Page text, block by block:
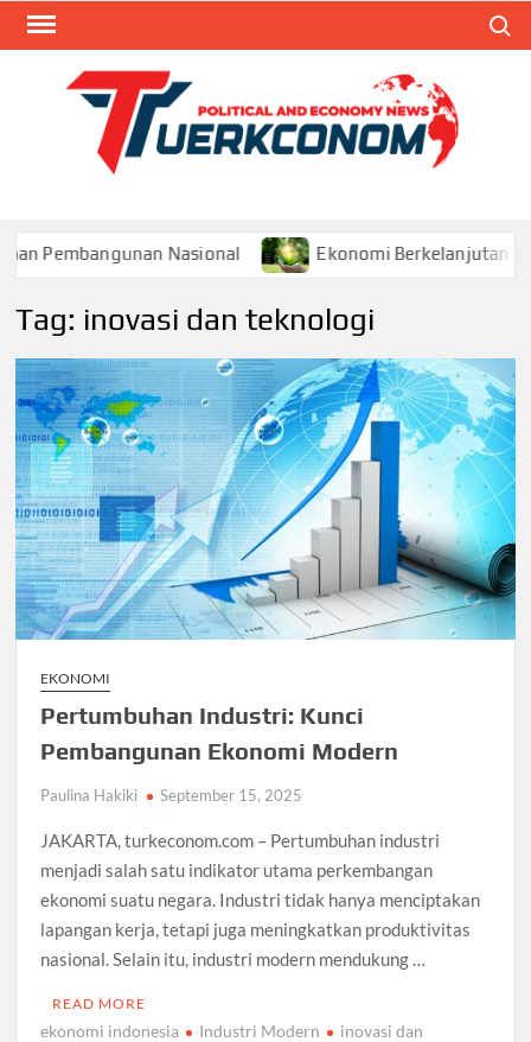
Skip
Pembangunan Nasional Ekonomi Berkelanjutan:
Tag: inovasi dan teknologi
EKONOMI
Pertumbuhan Industri: Kunci
Pembangunan Ekonomi Modern
Paulina Hakiki September 15, 2025
JAKARTA, turkeconom.com – Pertumbuhan industri
menjadi salah satu indikator utama perkembangan
ekonomi suatu negara. Industri tidak hanya menciptakan
lapangan kerja, tetapi juga meningkatkan produktivitas
nasional. Selain itu, industri modern mendukung …
READ MORE
ekonomi indonesia Industri Modern
inovasi dan